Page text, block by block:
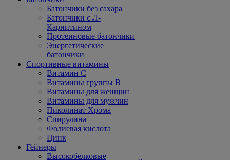
Батончики без сахара
Батончики с Л-
Карнитином
Протеиновые батончики
Энергетические
батончики
Спортивные витамины
Витамин С
Витамины группы В
Витамины для женщин
Витамины для мужчин
Пиколинат Хрома
Спирулина
Фолиевая кислота
Цинк
Гейнеры
Высокобелковые